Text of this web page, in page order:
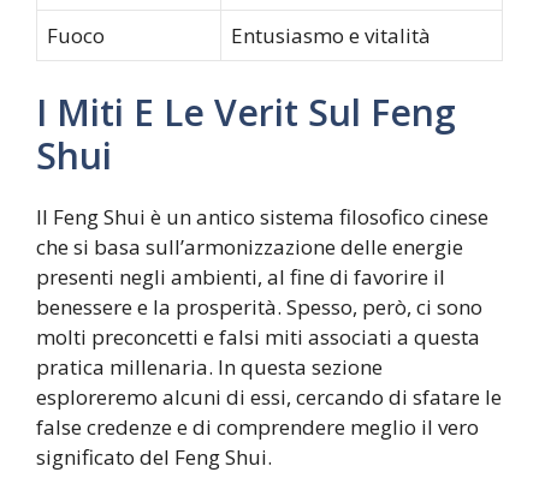
Fuoco
Entusiasmo e vitalità
I Miti E Le Verit Sul Feng
Shui
Il Feng Shui è un antico sistema filosofico cinese
che si basa sull’armonizzazione delle energie
presenti negli ambienti, al fine di favorire il
benessere e la prosperità. Spesso, però, ci sono
molti preconcetti e falsi miti associati a questa
pratica millenaria. In questa sezione
esploreremo alcuni di essi, cercando di sfatare le
false credenze e di comprendere meglio il vero
significato del Feng Shui.